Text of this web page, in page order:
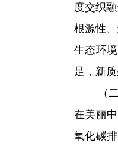
度交织
根源性
生态环
足，新
（二）
在美丽
氧化碳